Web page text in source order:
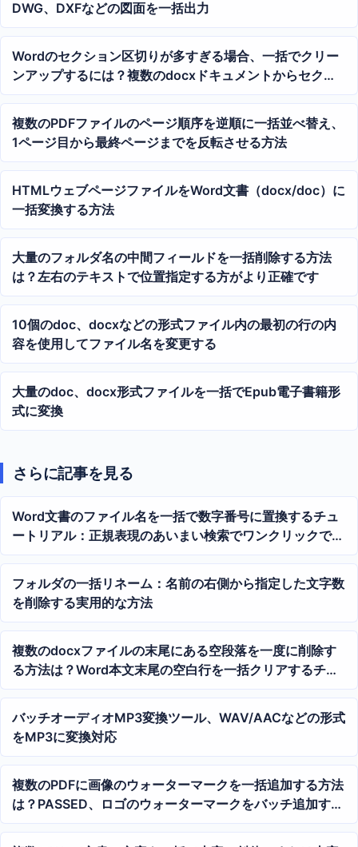
DWG、DXFなどの図面を一括出力
Wordのセクション区切りが多すぎる場合、一括でクリー
ンアップするには？複数のdocxドキュメントからセクシ
ョン区切りをワンクリックで削除するチュートリアル
複数のPDFファイルのページ順序を逆順に一括並べ替え、
1ページ目から最終ページまでを反転させる方法
HTMLウェブページファイルをWord文書（docx/doc）に
一括変換する方法
大量のフォルダ名の中間フィールドを一括削除する方法
は？左右のテキストで位置指定する方がより正確です
10個のdoc、docxなどの形式ファイル内の最初の行の内
容を使用してファイル名を変更する
大量のdoc、docx形式ファイルを一括でEpub電子書籍形
式に変換
さらに記事を見る
Word文書のファイル名を一括で数字番号に置換するチュ
ートリアル：正規表現のあいまい検索でワンクリックで統
一した年号に変更
フォルダの一括リネーム：名前の右側から指定した文字数
を削除する実用的な方法
複数のdocxファイルの末尾にある空段落を一度に削除す
る方法は？Word本文末尾の空白行を一括クリアするチュ
ートリアル
バッチオーディオMP3変換ツール、WAV/AACなどの形式
をMP3に変換対応
複数のPDFに画像のウォーターマークを一括追加する方法
は？PASSED、ロゴのウォーターマークをバッチ追加する
チュートリアル